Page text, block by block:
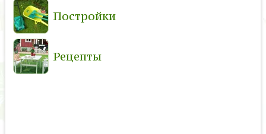
Постройки
Рецепты